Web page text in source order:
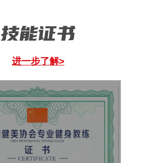
技能证书
进一步了解>